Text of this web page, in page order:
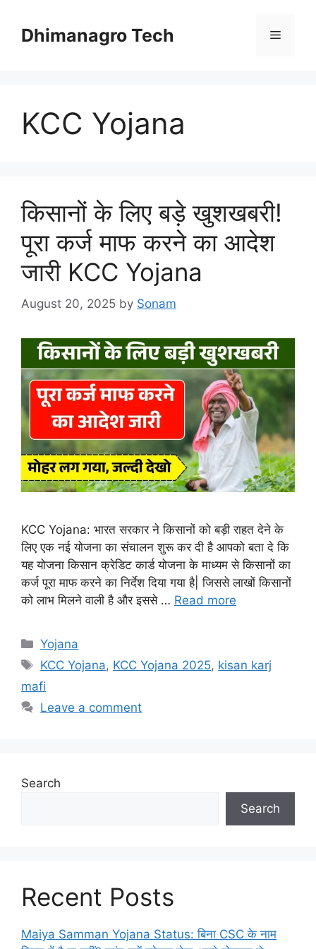
contentDhimanagro Tech Menu
KCC Yojana
किसानों के लिए बड़े खुशखबरी!
पूरा कर्ज माफ करने का आदेश
जारी KCC Yojana
August 20, 2025 by Sonam
KCC Yojana: भारत सरकार ने किसानों को बड़ी राहत देने के
लिए एक नई योजना का संचालन शुरू कर दी है आपको बता दे कि
यह योजना किसान क्रेडिट कार्ड योजना के माध्यम से किसानों का
कर्ज पूरा माफ करने का निर्देश दिया गया है| जिससे लाखों किसानों
को लाभ मिलने वाली है और इससे … Read more
Categories
Yojana
Tags
KCC Yojana, KCC Yojana 2025, kisan karj
mafi
Leave a comment
Search
Search
Recent Posts
Maiya Samman Yojana Status: बिना CSC के नाम